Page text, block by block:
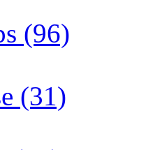
(96)
(31)